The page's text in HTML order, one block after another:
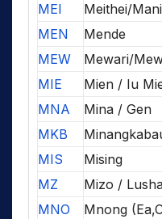
MEI
Meithei/
MEN
Mende
MEW
Mewari/
MIE
Mien / Iu
MNA
Mina / Gen
MKB
MIS
Mising
MZ
Mizo /
MNO
Mnong